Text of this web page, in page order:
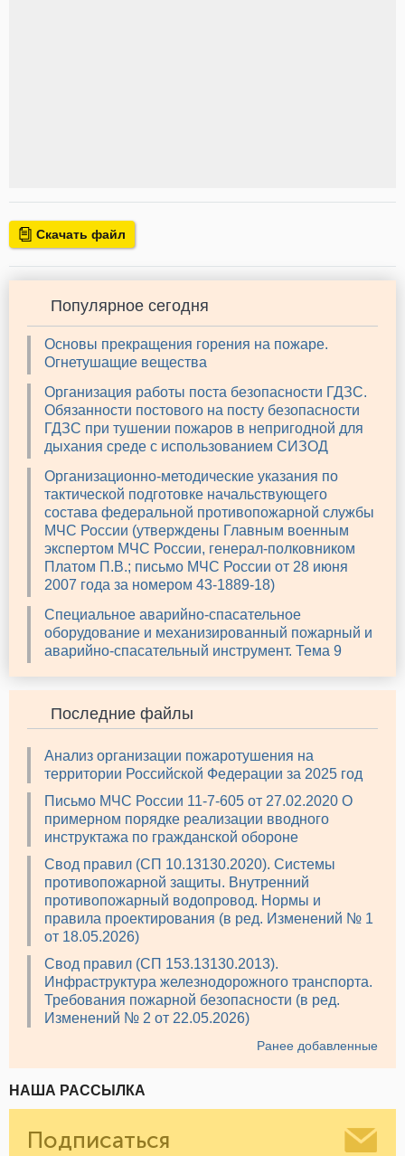
Скачать файл
Популярное сегодня
Основы прекращения горения на пожаре.
Огнетушащие вещества
Организация работы поста безопасности ГДЗС.
Обязанности постового на посту безопасности
ГДЗС при тушении пожаров в непригодной для
дыхания среде с использованием СИЗОД
Организационно-методические указания по
тактической подготовке начальствующего
состава федеральной противопожарной службы
МЧС России (утверждены Главным военным
экспертом МЧС России, генерал-полковником
Платом П.В.; письмо МЧС России от 28 июня
2007 года за номером 43-1889-18)
Специальное аварийно-спасательное
оборудование и механизированный пожарный и
аварийно-спасательный инструмент. Тема 9
Последние файлы
Анализ организации пожаротушения на
территории Российской Федерации за 2025 год
Письмо МЧС России 11-7-605 от 27.02.2020 О
примерном порядке реализации вводного
инструктажа по гражданской обороне
Свод правил (СП 10.13130.2020). Системы
противопожарной защиты. Внутренний
противопожарный водопровод. Нормы и
правила проектирования (в ред. Изменений № 1
от 18.05.2026)
Свод правил (СП 153.13130.2013).
Инфраструктура железнодорожного транспорта.
Требования пожарной безопасности (в ред.
Изменений № 2 от 22.05.2026)
Ранее добавленные
НАША РАССЫЛКА
Подписаться